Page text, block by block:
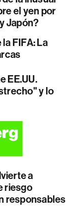
el yen por
Japón?
FIFA: La
EE.UU.
y lo
a
riesgo
responsables